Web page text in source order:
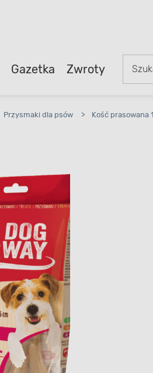
Gazetka Zwroty
Przysmaki dla psów > Kość prasowana